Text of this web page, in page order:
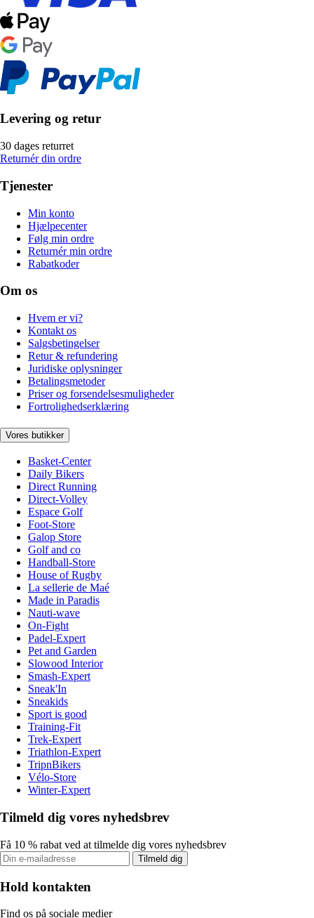
Levering og retur
30 dages returret
Returnér din ordre
Tjenester
Min konto
Hjælpecenter
Følg min ordre
Returnér min ordre
Rabatkoder
Om os
Hvem er vi?
Kontakt os
Salgsbetingelser
Retur & refundering
Juridiske oplysninger
Betalingsmetoder
Priser og forsendelsesmuligheder
Fortrolighedserklæring
Vores butikker
Basket-Center
Daily Bikers
Direct Running
Direct-Volley
Espace Golf
Foot-Store
Galop Store
Golf and co
Handball-Store
House of Rugby
La sellerie de Maé
Made in Paradis
Nauti-wave
On-Fight
Padel-Expert
Pet and Garden
Slowood Interior
Smash-Expert
Sneak'In
Sneakids
Sport is good
Training-Fit
Trek-Expert
Triathlon-Expert
TripnBikers
Vélo-Store
Winter-Expert
Tilmeld dig vores nyhedsbrev
Få 10 % rabat ved at tilmelde dig vores nyhedsbrev
Tilmeld dig
Hold kontakten
Find os på sociale medier